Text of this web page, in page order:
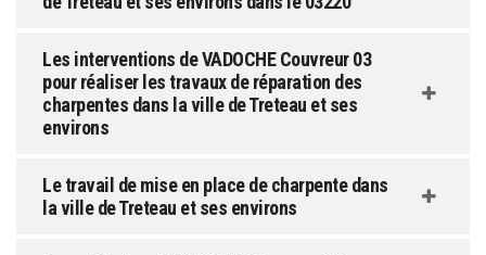
Les interventions de VADOCHE Couvreur 03
pour réaliser les travaux de réparation des
charpentes dans la ville de Treteau et ses
environs
Le travail de mise en place de charpente dans
la ville de Treteau et ses environs